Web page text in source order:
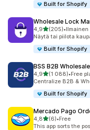
Built for Shopify
Wholesale Lock
4,9/ 5 tähteä
(205)
205 arvostelua
•
Näytä tai piilota
Built for Shopify
BSS B2B
4,9/ 5 tähteä
(1 088)
1088 arvostelua
•Free
Centralize B2B &
Built for Shopify
Mercado Pago
4,8/ 5 tähteä
(6)
6 arvostelua yhteensä
•Free
This app sorts the